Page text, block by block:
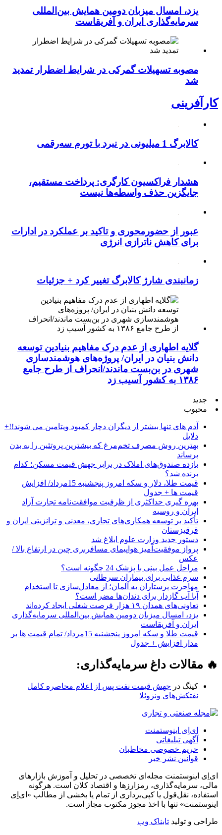
یزد، امسال میزبان دومین همایش بین‌المللی
سرمایه‌گذاری ایران و آفریقاست
مصوبه تسهیلات گمرکی در شرایط اضطرار تمدید
شد
کارآفرینی
کالابرگ 1 میلیونی در نبرد با تورم سه‌رقمی
هشدار فراکسیون کارگری: پرداخت مستقیم،
جایگزین حذف واسطه‌ها نیست
عبور از حضورمحوری و تاکید بر عملکرد در ادارات
برای کاهش ناترازی انرژی
زمانبندی شارژ کالابرگ تغییر کرد + جزئیات
گلایه اطهاری از عدم درک مفاهیم بنیادین توسعه
دانش بنیان در ایران/ پروژه‌های هوشمندسازی
شهری در بن‌بست ماندند/انحراف از طرح جامع
۱۳۸۶ به کشور آسیب زد
جدید
محبوب
آدم های تنها بیشتر از دیگران دچار کمبود ویتامین می شوند!!+
دلایل
بهترین روش مصرف تخم‌مرغ که بیشترین پروتئین را به بدن
برساند
بازده صندوق‌های املاک در برابر جهش قیمت مسکن؛ کدام
برنده شد؟
قیمت طلا، دلار و سکه امروز پنجشنبه 15مرداد/ افزایش
قیمت ها + جدول
بهره گیری حداکثری از ظرفیت موافقت‌نامه تجارت آزاد
ایران و روسیه
تأکید بر توسعه همکاری‌های تجاری، معدنی و ترانزیتی ایران و
قرقیزستان
دستور جدید وزارت علوم ابلاغ شد
پرواز موفقیت‌آمیز هواپیمای مسافربری چین در ارتفاع بالا /
عکس
مراحل عمل بینی با پزشک 24 چگونه است؟
سرم غذایی برای بیماران سرطانی
مهاجرت پرستاران به آلمان؛ از معادل‌سازی تا استخدام
آیا آب گازدار برای دندان‌ها مضر است؟
تعاونی‌های همدان ۱۹ هزار فرصت شغلی ایجاد کرده‌اند
یزد، امسال میزبان دومین همایش بین‌المللی سرمایه‌گذاری
ایران و آفریقاست
قیمت طلا و سکه امروز پنجشنبه 15مرداد/ تمام قیمت ها بر
مدار افزایش + جدول
🔥 مقالات داغ سرمایه‌گذاری:
کینگ در جهش قیمت نفت پس از اعلام محاصره کامل
نفتکش‌های ونزوئلا
ای‌اِی اینوستمنت
آگهی تبلیغاتی
حریم خصوصی مخاطبان
قوانین نشر خبر
ای‌اِی اینوستمنت مجله‌ای تخصصی در تحلیل و آموزش بازارهای
مالی، سرمایه‌گذاری، رمزارزها و اقتصاد کلان است. هرگونه
استفاده، نقل‌قول یا کپی‌برداری از تمام یا بخشی از مطالب «ای‌اِی
اینوستمنت» تنها با اخذ مجوز مکتوب مجاز است.
طراحی و تولید تابناک وب